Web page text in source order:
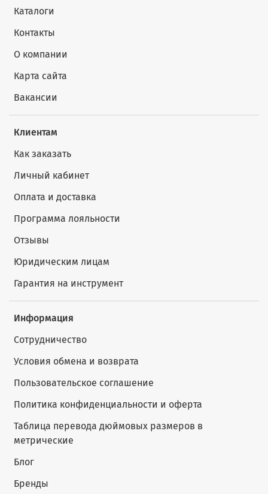
Каталоги
Контакты
О компании
Карта сайта
Вакансии
Клиентам
Как заказать
Личный кабинет
Оплата и доставка
Программа лояльности
Отзывы
Юридическим лицам
Гарантия на инструмент
Информация
Сотрудничество
Условия обмена и возврата
Пользовательское соглашение
Политика конфиденциальности и оферта
Таблица перевода дюймовых размеров в
метрические
Блог
Бренды